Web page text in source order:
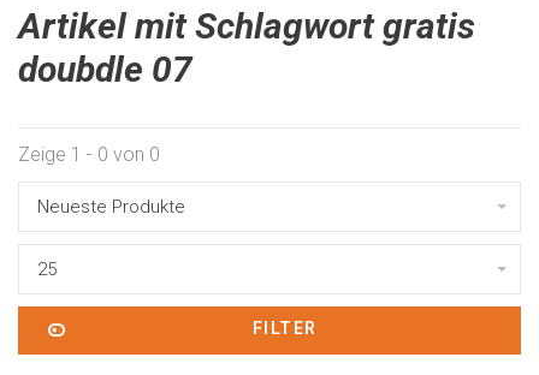
Artikel mit Schlagwort gratis
doubdle 07
Zeige 1 - 0 von 0
Neueste Produkte
25
FILTER